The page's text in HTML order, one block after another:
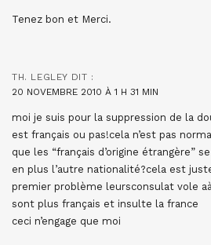
Tenez bon et Merci.
TH. LEGLEY DIT :
20 NOVEMBRE 2010 À 1 H 31 MIN
moi je suis pour la suppression de la
est français ou pas!cela n’est pas
que les “français d’origine étrangère”
en plus l’autre nationalité?cela est
premier problème leursconsulat vole
sont plus français et insulte la france
ceci n’engage que moi